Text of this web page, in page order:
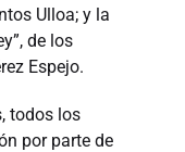
Ulloa; y la
de los
Espejo.
todos los
por parte de